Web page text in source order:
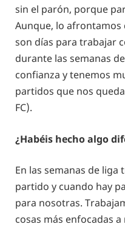
sin el parón, porque
Aunque, lo afrontamos
son días para trabajar
durante las semanas
confianza y tenemos
partidos que nos
FC).
¿Habéis hecho algo
En las semanas de
partido y cuando hay
para nosotras.
cosas más enfocadas